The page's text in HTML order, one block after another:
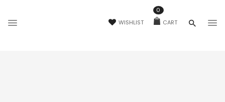
WISHLIST CART
0